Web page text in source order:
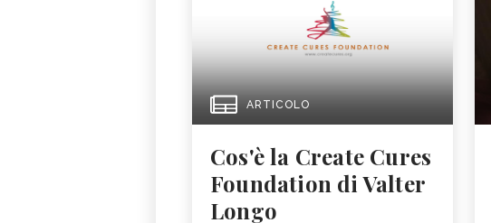
ARTICOLO
Cos'è la Create Cures
Foundation di Valter
Longo